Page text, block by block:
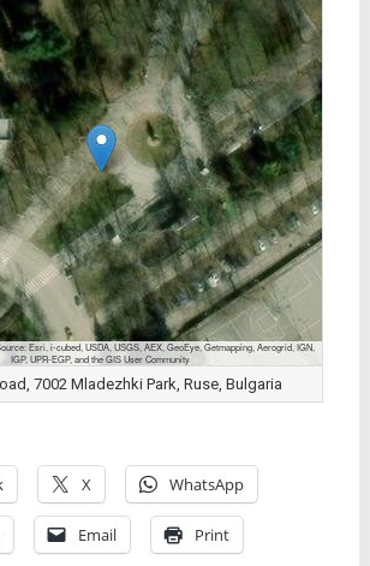
Esri, i-cubed, USDA, USGS, AEX, GeoEye, Getmapping, Aerogrid, IGN,
IGP, UPR-EGP, and the GIS User Community
7002 Mladezhki Park, Ruse, Bulgaria
X WhatsApp
Email Print